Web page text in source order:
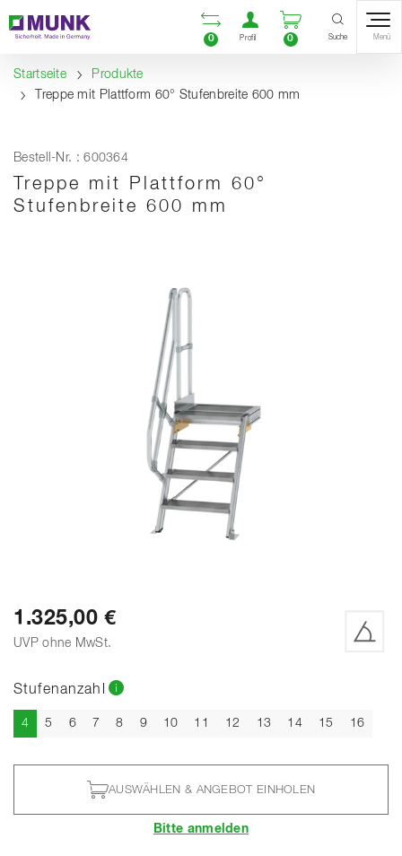
Inhalt
Inhaltsverzeichnis
Navigation Vergleichsliste öffnen
0
Benutzerkonto
Profil
Warenkorb
0 Suche Menü
Startseite
Produkte
Treppe mit Plattform 60° Stufenbreite 600 mm
Bestell-Nr. : 600364
Treppe mit Plattform 60°
Stufenbreite 600 mm
1.325,00 €
UVP ohne MwSt.
Stufenanzahl
4Aktuell
5 6 7 8 9 10 11 12 13 14 15 16
AUSWÄHLEN & ANGEBOT EINHOLEN
Bitte anmelden